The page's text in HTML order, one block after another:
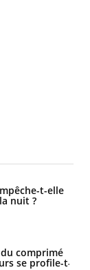
t-elle
nuit ?
comprimé
se profile-t-